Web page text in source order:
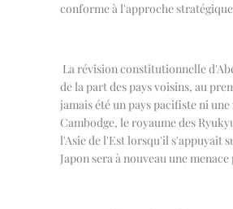
conforme à l'approche
La révision constitutionnelle
de la part des pays voisins, au
jamais été un pays pacifiste ni
Cambodge, le royaume des
l'Asie de l'Est lorsqu'il s'appuyait
Japon sera à nouveau une